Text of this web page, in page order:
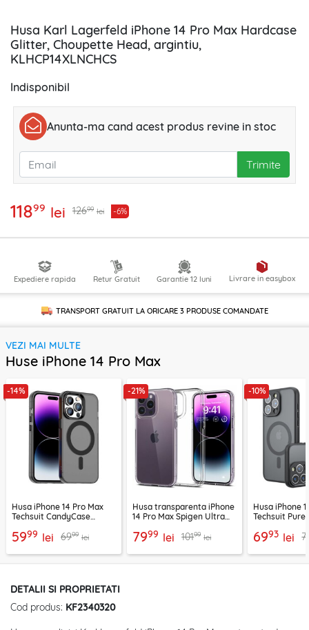
Husa Karl Lagerfeld iPhone 14 Pro Max Hardcase
Glitter, Choupette Head, argintiu,
KLHCP14XLNCHCS
Indisponibil
Anunta-ma cand acest produs revine in stoc
Trimite
11899 lei 12699 lei -6%
Expediere rapida Retur Gratuit Garantie 12 luni Livrare in easybox
TRANSPORT GRATUIT LA ORICARE 3 PRODUSECOMANDATE
VEZI MAI MULTE
Huse iPhone 14 Pro Max
-14%
Husa iPhone 14 Pro Max
Techsuit CandyCase
5999 lei 6999 lei
-21%
Husa transparenta iPhone
14 Pro Max Spigen Ultra
7999 lei 10199 lei
-10%
Husa iPhone
Techsuit
6993 lei
DETALII SI PROPRIETATI
Cod produs: KF2340320